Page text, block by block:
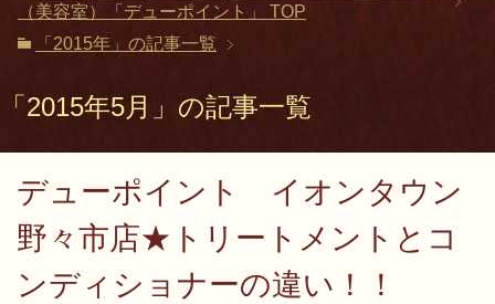
（美容室）「デューポイント」
TOP
「2015年」の記事一覧
「2015年5月」の記事一覧
デューポイント イオンタウン
野々市店★トリートメントとコ
ンディショナーの違い！！